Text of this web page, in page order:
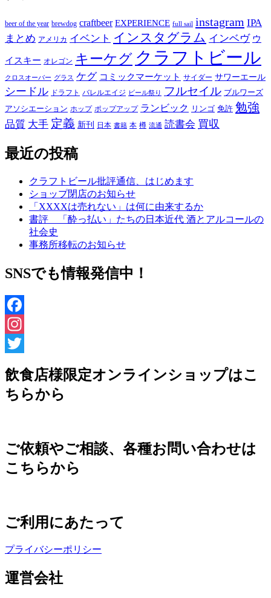
beer of the year brewdog craftbeer EXPERIENCE full sail instagram IPA
まとめ アメリカ イベント インスタグラム インベヴ ウ
イスキー オレゴン キーケグ クラフトビール
クロスオーバー グラス ケグ コミックマーケット サイダー サワーエール
シードル ドラフト バレルエイジ ビール祭り フルセイル ブルワーズ
アソシエーション ホップ ポップアップ ランビック リンゴ 免許 勉強
品質 大手 定義 新刊 日本 書籍 本 樽 流通 読書会 買収
最近の投稿
クラフトビール批評通信、はじめます
ショップ閉店のお知らせ
「XXXXは売れない」は何に由来するか
書評 「酔っ払い」たちの日本近代 酒とアルコールの
社会史
事務所移転のお知らせ
SNSでも情報発信中！
Facebook
Instagram
飲食店様限定オンラインショップはこ
ちらから
ご依頼やご相談、各種お問い合わせは
こちらから
ご利用にあたって
プライバシーポリシー
運営会社